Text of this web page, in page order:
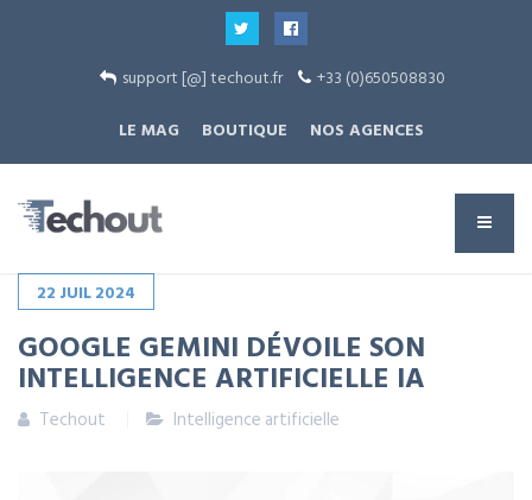
support [@] techout.fr
+33 (0)650508830
LE MAG
BOUTIQUE NOS AGENCES
22 JUIL2024
GOOGLE GEMINI DÉVOILE SON
INTELLIGENCE ARTIFICIELLE IA
Techout Intelligence artificielle